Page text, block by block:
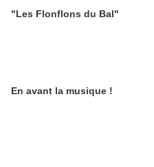
"Les Flonflons du Bal"
En avant la musique !